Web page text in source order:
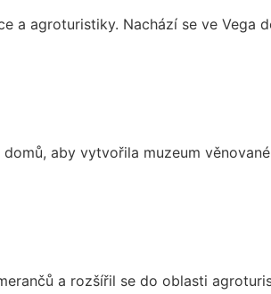
a agroturistiky. Nachází se ve Vega
aby vytvořila muzeum
a rozšířil se do oblasti